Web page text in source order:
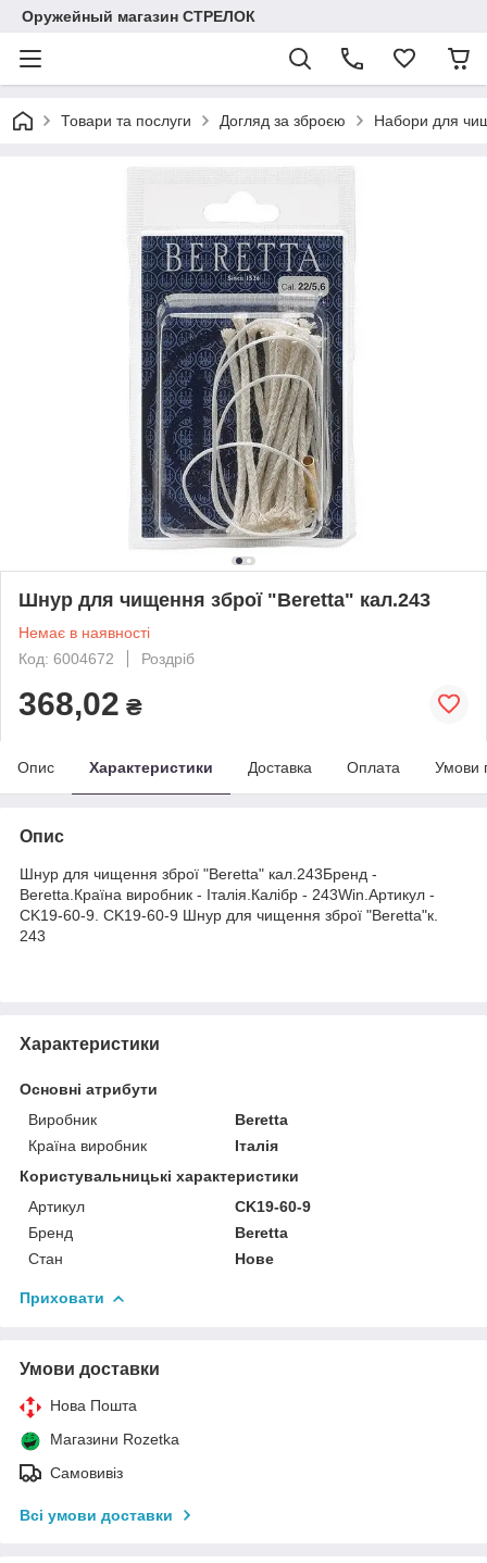
Оружейный магазин СТРЕЛОК
Товари та послуги Догляд за зброєю Набори для
Шнур для чищення зброї "Beretta" кал.243
Немає в наявності
Код: 6004672
Роздріб
368,02 ₴
Опис Характеристики Доставка Оплата Умови
Опис
Шнур для чищення зброї "Beretta" кал.243Бренд -
Beretta.Країна виробник - Італія.Калібр - 243Win.Артикул -
CK19-60-9. CK19-60-9 Шнур для чищення зброї "Beretta"к.
243
Характеристики
Основні атрибути
Виробник
Beretta
Країна виробник
Італія
Користувальницькі характеристики
Артикул
CK19-60-9
Бренд
Beretta
Стан
Нове
Приховати
Умови доставки
Нова Пошта
Магазини Rozetka
Самовивіз
Всі умови доставки